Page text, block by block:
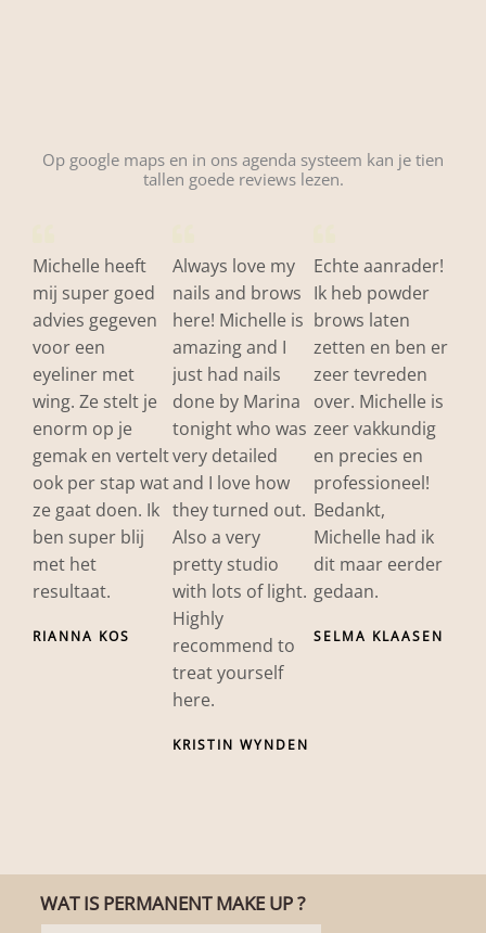
Op google maps en in ons agenda systeem kan je tien
tallen goede reviews lezen.
Michelle heeft
mij super goed
advies gegeven
voor een
eyeliner met
wing. Ze stelt je
enorm op je
gemak en vertelt
ook per stap wat
ze gaat doen. Ik
ben super blij
met het
resultaat.
RIANNA KOS
Always love my
nails and brows
here! Michelle is
amazing and I
just had nails
done by Marina
tonight who was
very detailed
and I love how
they turned out.
Also a very
pretty studio
with lots of light.
Highly
recommend to
treat yourself
here.
KRISTIN WYNDEN
Echte aanrader!
Ik heb powder
brows laten
zetten en ben er
zeer tevreden
over. Michelle is
zeer vakkundig
en precies en
professioneel!
Bedankt,
Michelle had ik
dit maar eerder
gedaan.
SELMA KLAASEN
WAT IS PERMANENT MAKE UP ?